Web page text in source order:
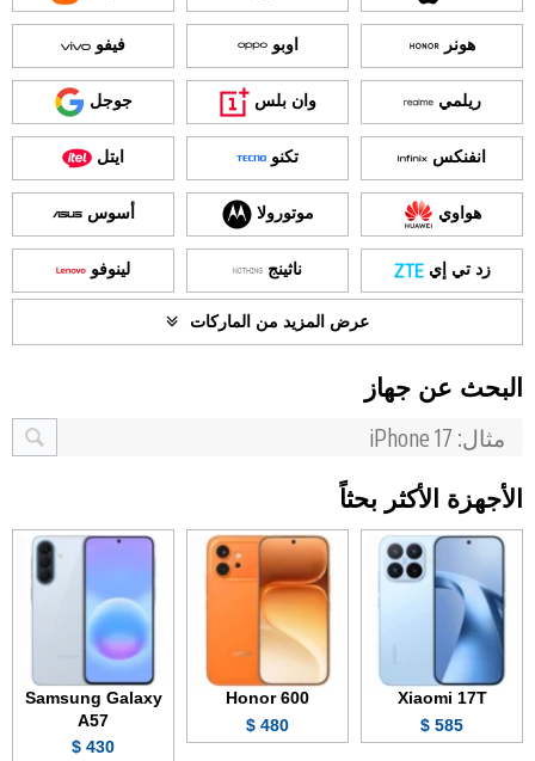
هونر اوبو فيفو
ريلمي وان بلس جوجل
انفنكس تكنو ايتل
هواوي موتورولا أسوس
زد تي إي ناثينج لينوفو
عرض المزيد من الماركات
البحث عن جهاز
الأجهزة الأكثر بحثاً
Xiaomi 17T
585 $
Honor 600
480 $
Samsung Galaxy
A57
430 $